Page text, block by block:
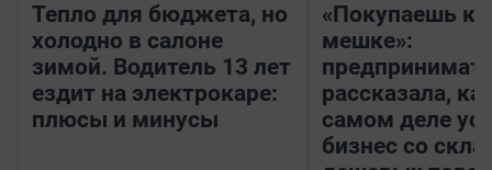
Тепло для бюджета, но
холодно в салоне
зимой. Водитель 13 лет
ездит на электрокаре:
плюсы и минусы
«Покупаешь
мешке»:
рассказала,
самом деле
бизнес со